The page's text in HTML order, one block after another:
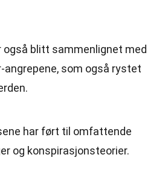
blitt sammenlignet med
angrepene, som også rystet
har ført til omfattende
og konspirasjonsteorier.